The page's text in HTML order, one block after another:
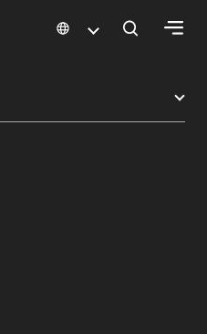
樟宜机场购物指南 购物详情